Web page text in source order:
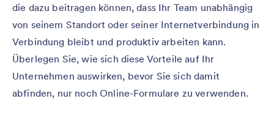
die dazu beitragen können, dass Ihr Team unabhängig
von seinem Standort oder seiner Internetverbindung in
Verbindung bleibt und produktiv arbeiten kann.
Überlegen Sie, wie sich diese Vorteile auf Ihr
Unternehmen auswirken, bevor Sie sich damit
abfinden, nur noch Online-Formulare zu verwenden.